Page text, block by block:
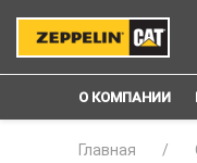
О КОМПАНИИ
Главная